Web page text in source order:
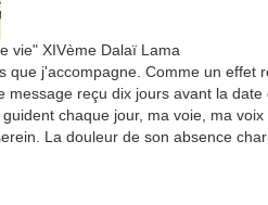
vie" XIVème Dalaï Lama
j'accompagne. Comme un effet
reçu dix jours avant la date
chaque jour, ma voie, ma
La douleur de son absence